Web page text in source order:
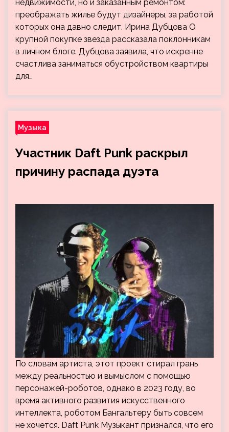
недвижимости, но и заказанным ремонтом:
преображать жилье будут дизайнеры, за работой
которых она давно следит. Ирина Дубцова О
крупной покупке звезда рассказала поклонникам
в личном блоге. Дубцова заявила, что искренне
счастлива заниматься обустройством квартиры
для…
Музыка
Участник Daft Punk раскрыл
причину распада дуэта
По словам артиста, этот проект стирал грань
между реальностью и вымыслом с помощью
персонажей-роботов, однако в 2023 году, во
время активного развития искусственного
интеллекта, роботом Бангальтеру быть совсем
не хочется. Daft Punk Музыкант признался, что его